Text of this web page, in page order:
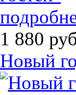
1 880
Новый